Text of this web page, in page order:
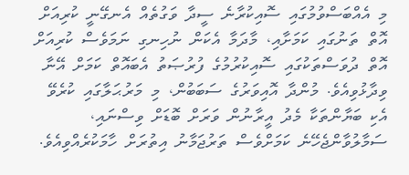
މި އެއްބަސްވުމުގައި ސޮއިކުރާނެ ސީދާ ވަގުތެއް އެނގޭނީ ކުރިއަށް
އޮތް ތަނުގައި ކަމަށާއި، މާދަމާ އެކަން ނުހިނގި ނަމަވެސް ކުރިއަށް
އޮތް ދުވަސްތަކުގައި ސޮއިކުރުމުގެ ފުރުޞަތު އެބައޮތް ކަމަށް އޭނާ
ވިދާޅުވިއެވެ. މުންދާ އޮއިވަރުގެ ސަބަބުން، މި މަރުޙަލާގައި ކުރެވޭ
އެކި ބަޔާންތަކާ މެދު އީރާނުން ވަރަށް ބޮޑަށް ވިސްނައި،
ސަމާލުވާންޖެހޭނެ ކަމަށްވެސް ތަރުޖަމާނު އިތުރަށް ހާމަކުރެއްވިއެވެ.